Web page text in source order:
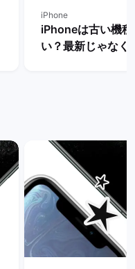
iPhone
iPhoneは古い機
い？最新じゃなく